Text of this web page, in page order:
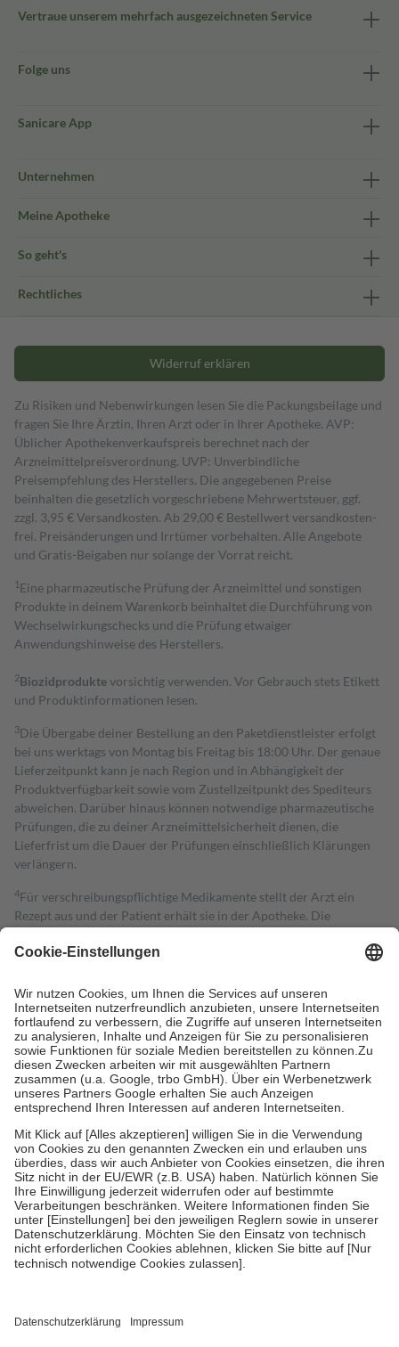
Vertraue unserem mehrfach ausgezeichneten Service
Folge uns
Sanicare App
Unternehmen
Meine Apotheke
So geht's
Rechtliches
Widerruf erklären
Zu Risiken und Nebenwirkungen lesen Sie die Packungsbeilage und
fragen Sie Ihre Ärztin, Ihren Arzt oder in Ihrer Apotheke. AVP:
Üblicher Apothekenverkaufspreis berechnet nach der
Arzneimittelpreisverordnung. UVP: Unverbindliche
Preisempfehlung des Herstellers. Die angegebenen Preise
beinhalten die gesetzlich vorgeschriebene Mehrwertsteuer, ggf.
zzgl. 3,95 € Versandkosten. Ab 29,00 € Bestell­wert versand­kosten­
frei. Preisänderungen und Irrtümer vorbehalten. Alle Angebote
und Gratis-Beigaben nur solange der Vorrat reicht.
1 Eine pharmazeutische Prüfung der Arzneimittel und sonstigen
Produkte in deinem Warenkorb beinhaltet die Durchführung von
Wechselwirkungschecks und die Prüfung etwaiger
Anwendungshinweise des Herstellers.
2Biozidproduktevorsichtig verwenden. Vor Gebrauch stets Etikett
und Produktinformationen lesen.
3Die Übergabe deiner Bestellung an den Paketdienstleister erfolgt
bei uns werktags von Montag bis Freitag bis 18:00 Uhr. Der genaue
Lieferzeitpunkt kann je nach Region und in Abhängigkeit der
Produktverfügbarkeit sowie vom Zustellzeitpunkt des Spediteurs
abweichen. Darüber hinaus können notwendige pharmazeutische
Prüfungen, die zu deiner Arzneimittelsicherheit dienen, die
Lieferfrist um die Dauer der Prüfungen einschließlich Klärungen
verlängern.
4Für verschreibungspflichtige Medikamente stellt der Arzt ein
Rezept aus und der Patient erhält sie in der Apotheke. Die
Kosten dafür, der Versicherte trägt einen Teil davon als Zuzahlung
Grundsätzlich leisten Mitglieder Zuzahlungen in Höhe von zehn
Prozent des Abgabepreises,mindestensjedochfünf Euround
höchstens zehn Euro.Es sind jedoch nie mehr als die tatsächlichen
Kosten der Leistung zu entrichten.
Diese Regeln gelten grundsätzlich auch für Online-Apotheken.
Bei Heilmitteln und häuslicher Krankenpflege beträgt die
Zuzahlung zehn Prozent der Kosten sowie zehn Euro je
Um das Engagement der Versicherten für ihre eigene Gesundheit zu
stärken und die besondere Stellung der Familie zu unterstützen,
fallenkeine Zuzahlungen an bei:
• Kindern und Jugendlichen bis zum vollendeten 18. Lebensjahr
mit Ausnahme der Fahrkosten
• Untersuchungen zur Vorsorge und Früherkennung, die von der
GKV getragen werden
• empfohlenen Schutzimpfungen
Wir nutzen Trusted Shops als unabhängigen Dienstleister für die